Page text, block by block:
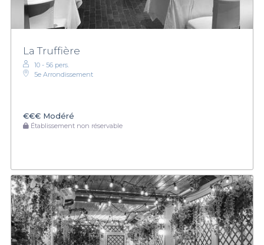
La Truffière
10 - 56 pers.
5e Arrondissement
€€€ Modéré
Établissement non réservable